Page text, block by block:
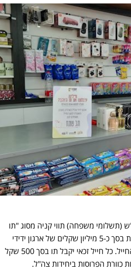
תשמ"ש (תשלומי משפחה) תווי קניה מסוג "תו
הזהב" של רשת שופרסל. תווים אלו ניתנים בזכות תרומתו המשמעותית בסך כ-5 מיליון שקלים של ארגון ידידי
) בשיתוף אגף כח האדם בצה"ל והאגודה למען החייל. כל חייל זכאי יקבל תו בסך 500 שקל